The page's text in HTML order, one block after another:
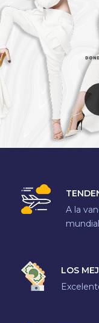
A la
mundial
LOS